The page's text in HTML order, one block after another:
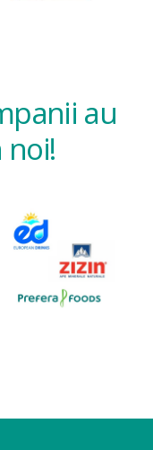
au
noi!